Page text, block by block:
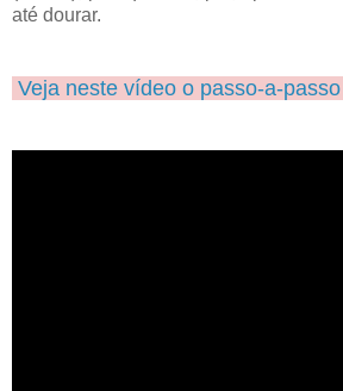
até dourar.
Veja neste vídeo o passo-a-